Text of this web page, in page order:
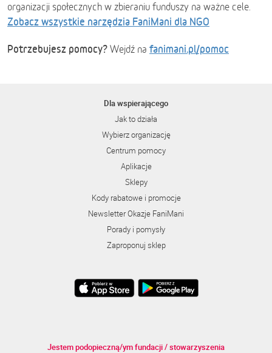
organizacji społecznych w zbieraniu funduszy na ważne cele.
Zobacz wszystkie narzędzia FaniMani dla NGO
Potrzebujesz pomocy? Wejdź na fanimani.pl/pomoc
Dla wspierającego
Jak to działa
Wybierz organizację
Centrum pomocy
Aplikacje
Sklepy
Kody rabatowe i promocje
Newsletter Okazje FaniMani
Porady i pomysły
Zaproponuj sklep
Jestem podopieczną/ym fundacji / stowarzyszenia